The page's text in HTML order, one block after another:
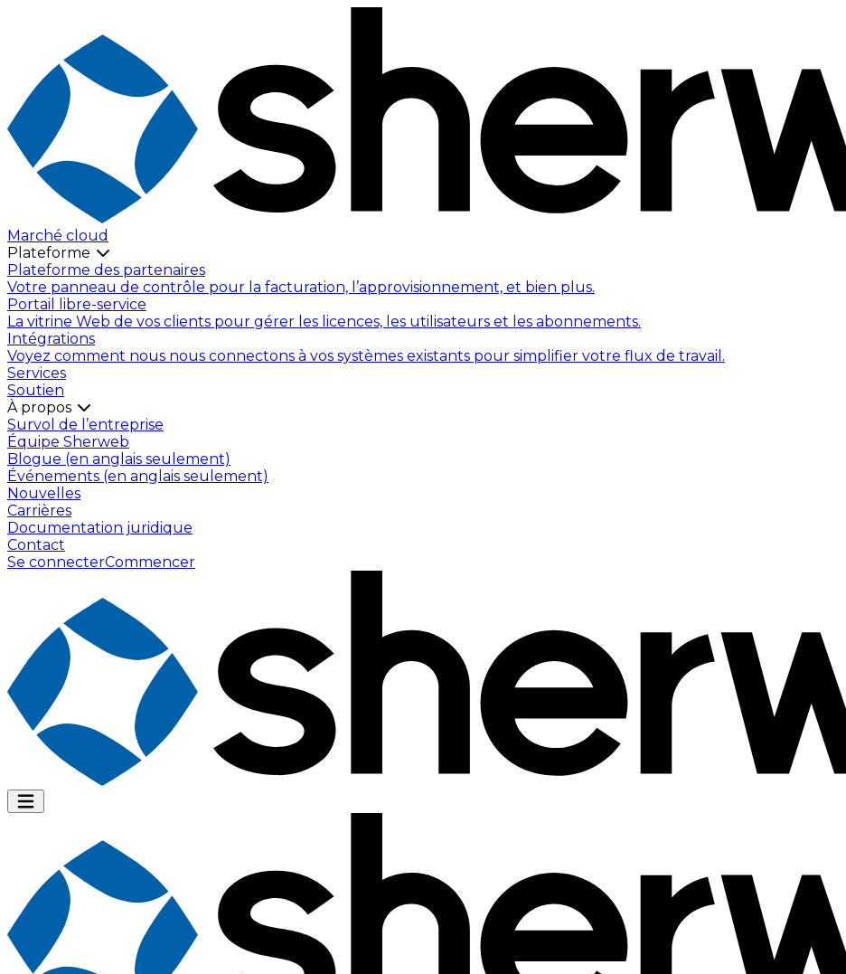
Marché cloud
Plateforme
Plateforme des partenaires
Votre panneau de contrôle pour la facturation, l’approvisionnement, et bien plus.
Portail libre-service
La vitrine Web de vos clients pour gérer les licences, les utilisateurs et les abonnements.
Intégrations
Voyez comment nous nous connectons à vos systèmes existants pour simplifier votre flux de travail.
Services
Soutien
À propos
Survol de l’entreprise
Équipe Sherweb
Blogue (en anglais seulement)
Événements (en anglais seulement)
Nouvelles
Carrières
Documentation juridique
Contact
Se connecterCommencer